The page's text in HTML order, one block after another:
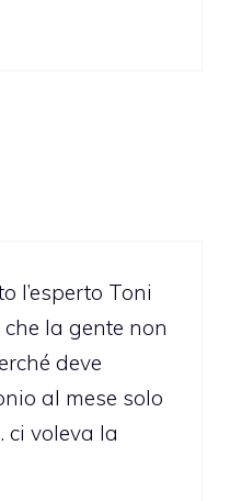
l’esperto Toni
la gente non
deve
al mese solo
ci voleva la